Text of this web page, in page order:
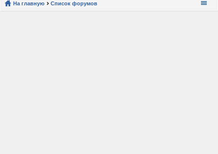
На главную Список форумов